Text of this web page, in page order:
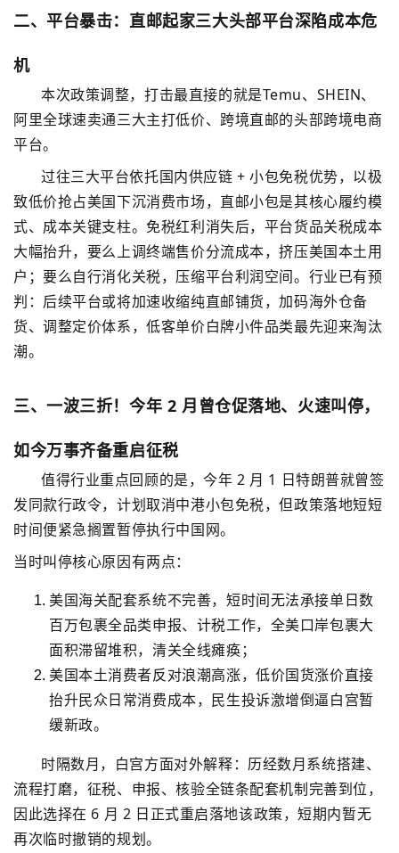
二、平台暴击：直邮起家三大头部平台深陷成本危
机
本次政策调整，打击最直接的就是Temu、 SHEIN、
阿里全球速卖通三大主打低价、跨境直邮的头部跨境电商
平台。
过往三大平台依托国内供应链 + 小包免税优势，以极
致低价抢占美国下沉消费市场，直邮小包是其核心履约模
式、成本关键支柱。免税红利消失后，平台货品关税成本
大幅抬升，要么上调终端售价分流成本，挤压美国本土用
户；要么自行消化关税，压缩平台利润空间。行业已有预
判：后续平台或将加速收缩纯直邮铺货，加码海外仓备
货、调整定价体系，低客单价白牌小件品类最先迎来淘汰
潮。
三、一波三折！今年 2 月曾仓促落地、火速叫停，
如今万事齐备重启征税
值得行业重点回顾的是，今年 2 月 1 日特朗普就曾签
发同款行政令，计划取消中港小包免税，但政策落地短短
时间便紧急搁置暂停执行中国网。
当时叫停核心原因有两点：
美国海关配套系统不完善，短时间无法承接单日数
百万包裹全品类申报、计税工作，全美口岸包裹大
面积滞留堆积，清关全线瘫痪；
美国本土消费者反对浪潮高涨，低价国货涨价直接
抬升民众日常消费成本， 民生投诉激增倒逼白宫暂
缓新政。
时隔数月，白宫方面对外解释：历经数月系统搭建、
流程打磨，征税、申报、核验全链条配套机制完善到位，
因此选择在 6 月 2 日正式重启落地该政策，短期内暂无
再次临时撤销的规划。